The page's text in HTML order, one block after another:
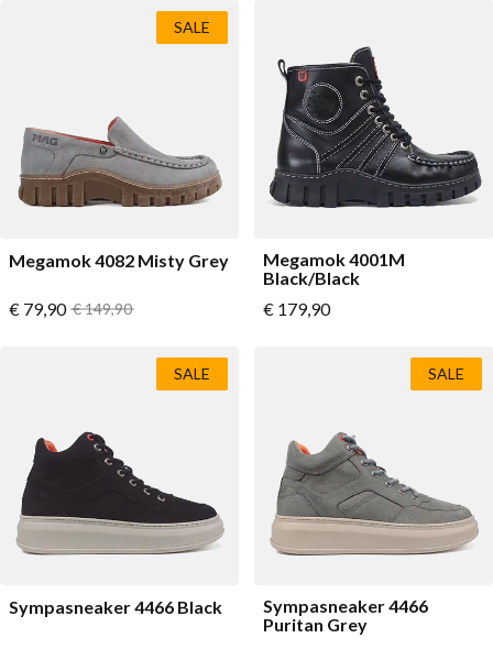
Megamok 4082 Misty Grey
Vanaf
€ 79,90 Normale prijs
€ 149,90
SALE
Megamok 4001M
Black/Black
Vanaf
€ 179,90
Sympasneaker 4466 Black
SALE
Sympasneaker 4466
Puritan Grey
SALE